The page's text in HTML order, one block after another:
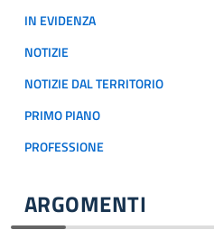
IN EVIDENZA
NOTIZIE
NOTIZIE DAL TERRITORIO
PRIMO PIANO
PROFESSIONE
ARGOMENTI